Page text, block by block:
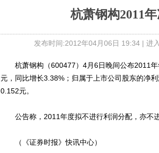
杭萧钢构2011
发布时间:2012年04月06日 19:34 | 进
杭萧钢构（600477）4月6日晚间公布2011年
元，同比增长3.38%；归属于上市公司股东的净
0.152元。
公告称，2011年度拟不进行利润分配，亦不进
（《证券时报》快讯中心）